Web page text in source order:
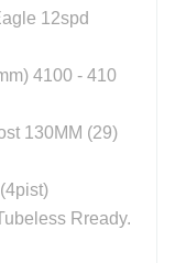
12spd
4100 - 410
130MM (29)
Rready.